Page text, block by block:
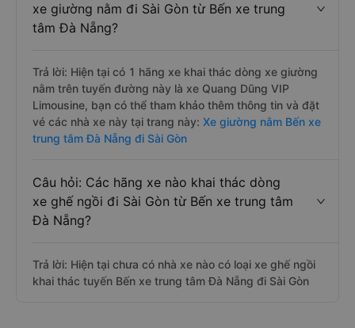
xe giường nằm đi Sài Gòn từ Bến xe trung
tâm Đà Nẵng?
Trả lời: Hiện tại có 1 hãng xe khai thác dòng xe giường
nằm trên tuyến đường này là xe Quang Dũng VIP
Limousine, bạn có thể tham khảo thêm thông tin và đặt
vé các nhà xe này tại trang này: Xe giường nằm Bến xe
trung tâm Đà Nẵng đi Sài Gòn
Câu hỏi: Các hãng xe nào khai thác dòng
xe ghế ngồi đi Sài Gòn từ Bến xe trung tâm
Đà Nẵng?
Trả lời: Hiện tại chưa có nhà xe nào có loại xe ghế ngồi
khai thác tuyến Bến xe trung tâm Đà Nẵng đi Sài Gòn